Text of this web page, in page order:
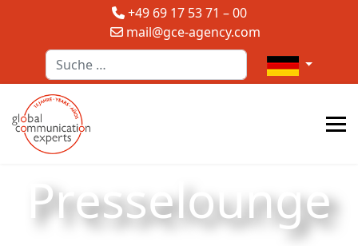
+49 69 17 53 71 – 00
mail@gce-agency.com
Suchen
Sprache
Presselounge